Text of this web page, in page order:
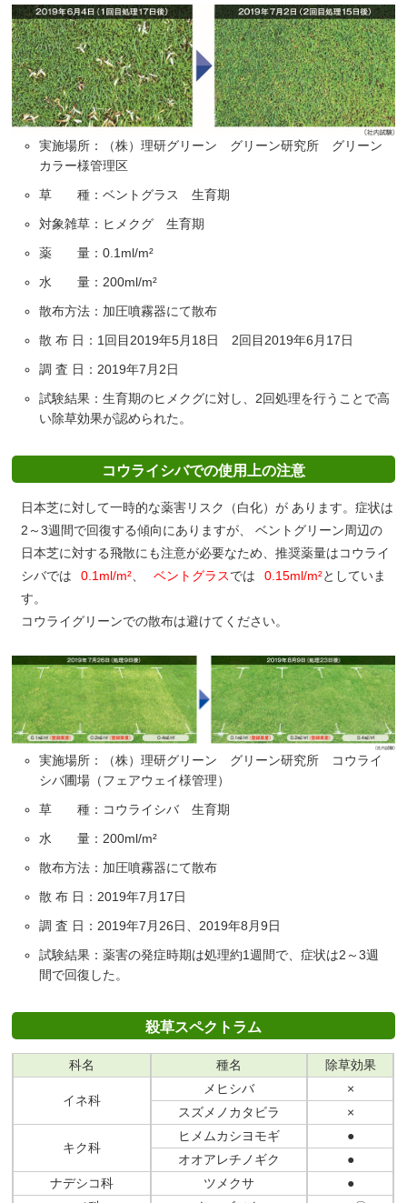
実施場所：（株）理研グリーン グリーン研究所 グリーン
カラー様管理区
草 種：ベントグラス 生育期
対象雑草：ヒメクグ 生育期
薬 量：0.1ml/m²
水 量：200ml/m²
散布方法：加圧噴霧器にて散布
散 布 日：1回目2019年5月18日 2回目2019年6月17日
調 査 日：2019年7月2日
試験結果：生育期のヒメクグに対し、2回処理を行うことで高
い除草効果が認められた。
コウライシバでの使用上の注意
日本芝に対して一時的な薬害リスク（白化）が あります。症状は
2～3週間で回復する傾向にありますが、 ベントグリーン周辺の
日本芝に対する飛散にも注意が必要なため、推奨薬量はコウライ
シバでは
0.1ml/m² ベントグラスでは 0.15ml/m²としていま
す。
コウライグリーンでの散布は避けてください。
実施場所：（株）理研グリーン グリーン研究所 コウライ
シバ圃場（フェアウェイ様管理）
草 種：コウライシバ 生育期
水 量：200ml/m²
散布方法：加圧噴霧器にて散布
散 布 日：2019年7月17日
調 査 日：2019年7月26日、2019年8月9日
試験結果：薬害の発症時期は処理約1週間で、症状は2～3週
間で回復した。
殺草スペクトラム
科名 種名 除草効果
イネ科
メヒシバ
×
スズメノカタビラ
×
キク科
ヒメムカシヨモギ
●
オオアレチノギク
●
ナデシコ科
ツメクサ
●